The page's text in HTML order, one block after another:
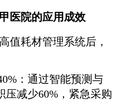
医院的应用成效
值耗材管理系统后，
：通过智能预测与
压减少60%，紧急采购